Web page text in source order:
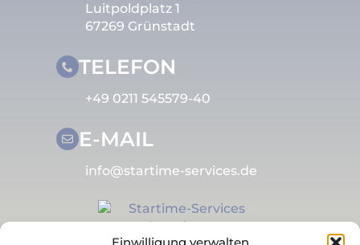
Luitpoldplatz 1
67269 Grünstadt
TELEFON
+49 0211 545579-40
E-MAIL
info@startime-services.de